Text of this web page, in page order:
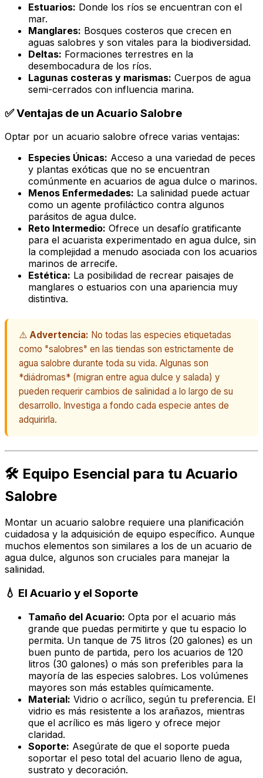
Estuarios: Donde los ríos se encuentran con el
mar.
Manglares: Bosques costeros que crecen en
aguas salobres y son vitales para la biodiversidad.
Deltas: Formaciones terrestres en la
desembocadura de los ríos.
Lagunas costeras y marismas: Cuerpos de agua
semi-cerrados con influencia marina.
✅ Ventajas de un Acuario Salobre
Optar por un acuario salobre ofrece varias ventajas:
Especies Únicas: Acceso a una variedad de peces
y plantas exóticas que no se encuentran
comúnmente en acuarios de agua dulce o marinos.
Menos Enfermedades: La salinidad puede actuar
como un agente profiláctico contra algunos
parásitos de agua dulce.
Reto Intermedio: Ofrece un desafío gratificante
para el acuarista experimentado en agua dulce, sin
la complejidad a menudo asociada con los acuarios
marinos de arrecife.
Estética: La posibilidad de recrear paisajes de
manglares o estuarios con una apariencia muy
distintiva.
⚠️ Advertencia: No todas las especies etiquetadas
como "salobres" en las tiendas son estrictamente de
agua salobre durante toda su vida. Algunas son
*diádromas* (migran entre agua dulce y salada) y
pueden requerir cambios de salinidad a lo largo de su
desarrollo. Investiga a fondo cada especie antes de
adquirirla.
🛠️ Equipo Esencial para tu Acuario
Salobre
Montar un acuario salobre requiere una planificación
cuidadosa y la adquisición de equipo específico. Aunque
muchos elementos son similares a los de un acuario de
agua dulce, algunos son cruciales para manejar la
salinidad.
💧 El Acuario y el Soporte
Tamaño del Acuario: Opta por el acuario más
grande que puedas permitirte y que tu espacio lo
permita. Un tanque de 75 litros (20 galones) es un
buen punto de partida, pero los acuarios de 120
litros (30 galones) o más son preferibles para la
mayoría de las especies salobres. Los volúmenes
mayores son más estables químicamente.
Material: Vidrio o acrílico, según tu preferencia. El
vidrio es más resistente a los arañazos, mientras
que el acrílico es más ligero y ofrece mejor
claridad.
Soporte: Asegúrate de que el soporte pueda
soportar el peso total del acuario lleno de agua,
sustrato y decoración.